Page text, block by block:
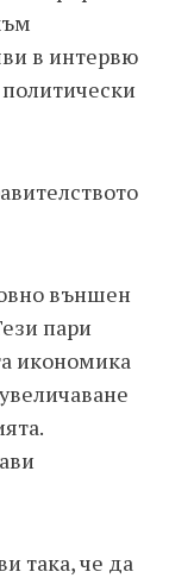
в интервю
външен
пари
икономика
така, че да